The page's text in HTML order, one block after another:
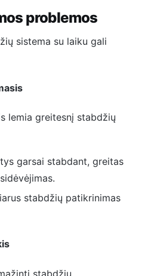
problemos
sistema su laiku gali
lemia greitesnį stabdžių
garsai stabdant, greitas
stabdžių patikrinimas
stabdžių